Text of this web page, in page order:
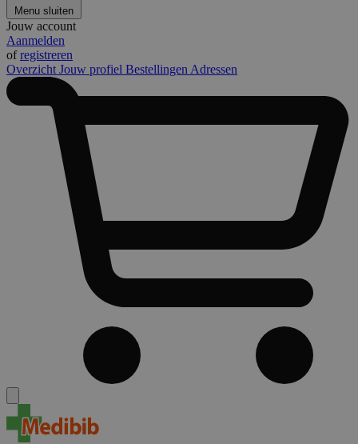
Menu sluiten
Jouw account
Aanmelden
ofregistreren
Overzicht Jouw profiel Bestellingen Adressen